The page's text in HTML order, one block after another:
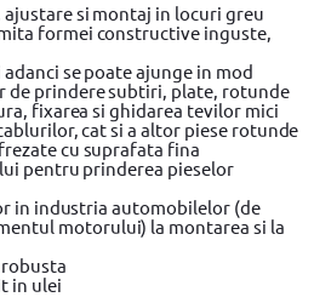
si montaj in locuri greu
formei constructive inguste,
se poate ajunge in mod
prindere subtiri, plate, rotunde
fixarea si ghidarea tevilor mici
cat si a altor piese rotunde
cu suprafata fina
pentru prinderea pieselor
in industria automobilelor (de
motorului) la montarea si la
in ulei